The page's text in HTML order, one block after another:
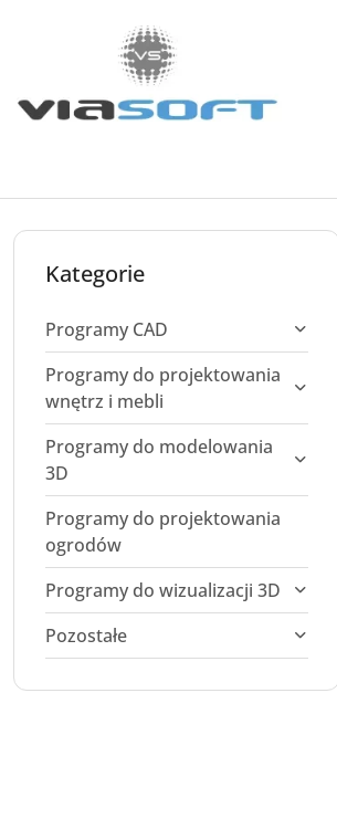
Przejdź do treści głównej
Przejdź do wyszukiwarki
Przejdź do moje konto
Przejdź do menu głównego
Przejdź do stopki
Kategorie
Programy CAD
Programy do projektowania
wnętrz i mebli
Programy do modelowania
3D
Programy do projektowania
ogrodów
Programy do wizualizacji 3D
Pozostałe